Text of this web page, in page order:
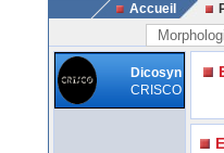
Accueil
Dicosyn
CRISCO